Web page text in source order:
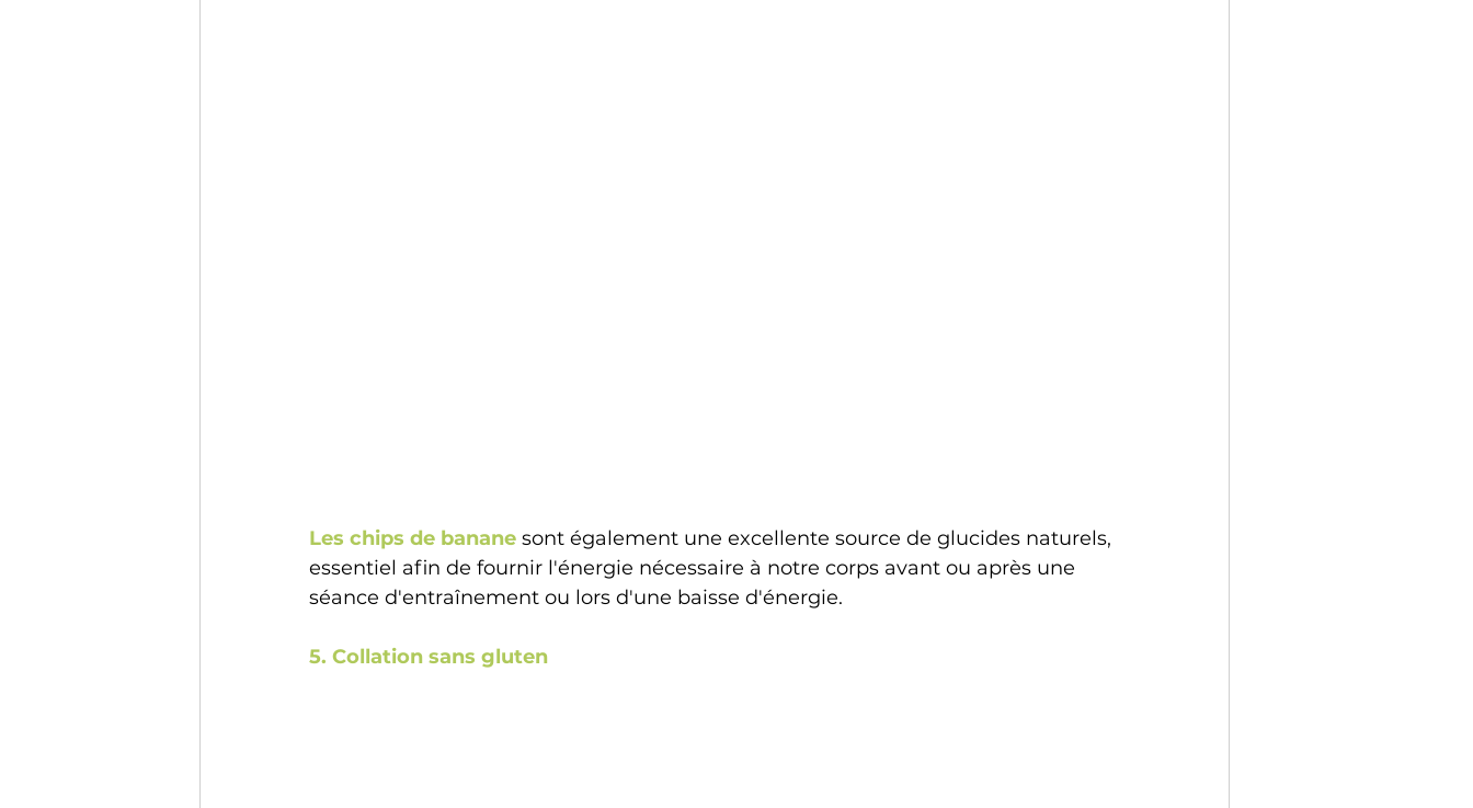
Les chips de banane sont également une excellente source de glucides naturels,
essentiel afin de fournir l'énergie nécessaire à notre corps avant ou après une
séance d'entraînement ou lors d'une baisse d'énergie.
5. Collation sans gluten